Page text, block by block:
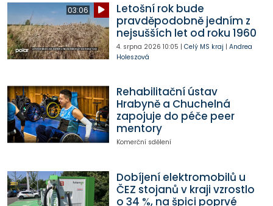
03:06
Letošní rok bude
pravděpodobně jedním z
nejsušších let od roku 1960
4. srpna 2026 10:05 | Celý MS kraj | Andrea
Holeszová
Rehabilitační ústav
Hrabyně a Chuchelná
zapojuje do péče peer
mentory
Komerční sdělení
Dobíjení elektromobilů u
ČEZ stojanů v kraji vzrostlo
o 34 %, na špici poprvé